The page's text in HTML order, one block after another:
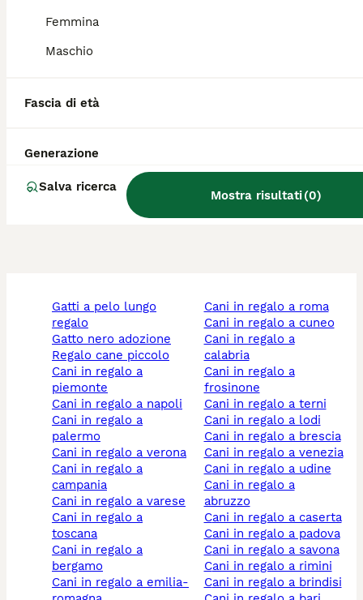
Femmina
Maschio
Fascia di età
Generazione
Salva ricerca
Mostra risultati(0)
Ratonero Bodeguero
Andaluz?
Cosa significa bodeguero?
Quanto costa un cucciolo di
Bodeguero?
gatti a pelo lungo
regalo
gatto nero adozione
regalo cane piccolo
cani in regalo a
piemonte
cani in regalo a napoli
cani in regalo a
palermo
cani in regalo a verona
cani in regalo a
campania
cani in regalo a varese
cani in regalo a
toscana
cani in regalo a
bergamo
cani in regalo a emilia-
cani in regalo a roma
cani in regalo a cuneo
cani in regalo a
calabria
cani in regalo a
frosinone
cani in regalo a terni
cani in regalo a lodi
cani in regalo a brescia
cani in regalo a venezia
cani in regalo a udine
cani in regalo a
abruzzo
cani in regalo a caserta
cani in regalo a padova
cani in regalo a savona
cani in regalo a rimini
cani in regalo a brindisi